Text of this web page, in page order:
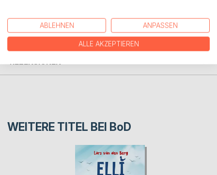
PRESSESTIMMEN
REZENSIONEN
WEITERE TITEL BEI BoD
ABLEHNEN ANPASSEN
ALLE AKZEPTIEREN